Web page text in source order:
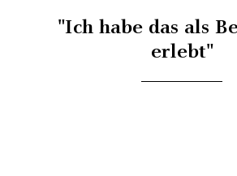
"Ich habe das als
erlebt"